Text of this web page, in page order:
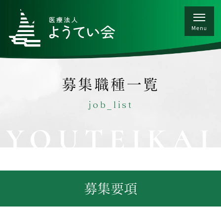
募集職種一覧
job_list
募集要項